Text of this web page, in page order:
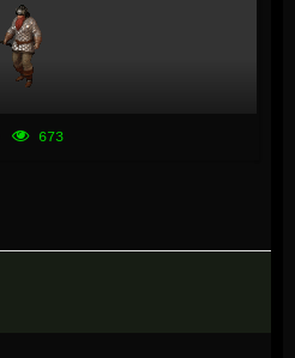
673